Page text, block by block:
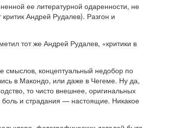
ее литературной одаренности, не
Андрей Рудалев). Разгон и
тот же Андрей Рудалев, «критики в
смыслов, концептуальный недобор по
в Макондо, или даже в Чегеме. Ну да,
то чисто внешнее, оригинальных
и страдания — настоящие. Никакое